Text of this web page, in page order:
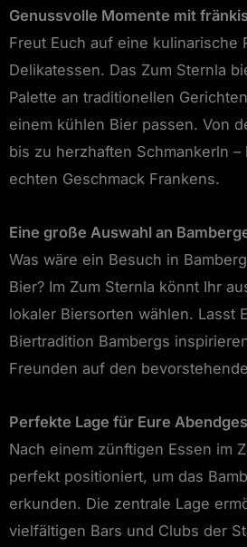
Genussvolle Momente mit
Freut Euch auf eine kulinarische
Delikatessen. Das Zum Sternla
Palette an traditionellen
einem kühlen Bier passen. Von
bis zu herzhaften Schmankerln
echten Geschmack Frankens.
Eine große Auswahl an
Was wäre ein Besuch in
Bier? Im Zum Sternla könnt Ihr
lokaler Biersorten wählen. Lasst
Biertradition Bambergs
Freunden auf den
Perfekte Lage für Eure
Nach einem zünftigen Essen im
perfekt positioniert, um das
erkunden. Die zentrale Lage
vielfältigen Bars und Clubs der